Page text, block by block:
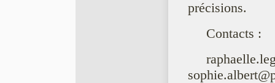
précisions.
Contacts :